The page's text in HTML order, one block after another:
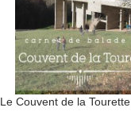
Le Couvent de la Tourette